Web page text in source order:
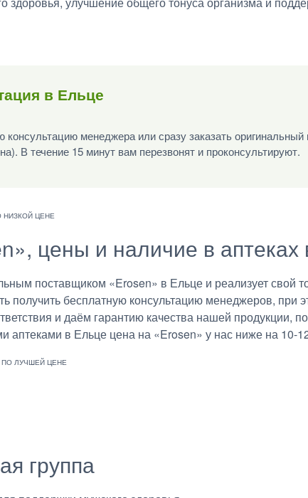
в Ельце
менеджера или сразу заказать оригинальный
В течение 15 минут вам перезвонят и проконсультируют.
цены и наличие в
поставщиком «Erosen» в Ельце и реализует свой
получить бесплатную консультацию менеджеров, при
и даём гарантию качества нашей продукции,
аптеками в Ельце цена на «Erosen» у нас ниже на 10-
группа